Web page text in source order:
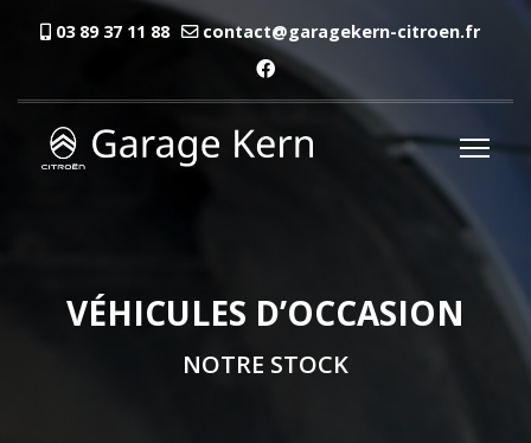
03 89 37 11 88 contact@garagekern-citroen.fr
VÉHICULES D’OCCASION
NOTRE STOCK